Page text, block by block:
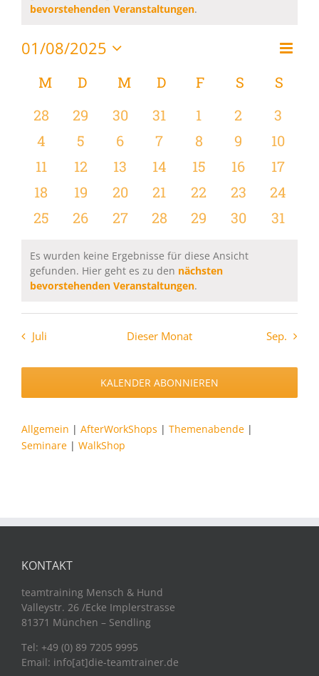
bevorstehenden Veranstaltungen.
Monat
01/08/2025
wählen.
Kalender
von
Veranstaltungen
MMONTAG
D DIENSTAG
MMITTWOCH
D DONNERSTAG
F FREITAG
S SAMSTAG
S
0
Veranstaltungen
28
0
Veranstaltungen
29
0
Veranstaltungen
30
0
Veranstaltungen
31
0
Veranstaltungen
1
0
2
0
3
0
Veranstaltungen
4
0
Veranstaltungen
5
0
Veranstaltungen
6
0
Veranstaltungen
7
0
Veranstaltungen
8
0
9
0
10
0
Veranstaltungen
11
0
Veranstaltungen
12
0
Veranstaltungen
13
0
Veranstaltungen
14
0
Veranstaltungen
15
0
16
0
17
0
Veranstaltungen
18
0
Veranstaltungen
19
0
Veranstaltungen
20
0
Veranstaltungen
21
0
Veranstaltungen
22
0
23
0
24
0
25
0
26
0
27
0
28
0
29
0
30
0
31
Hinweis
Es wurden keine Ergebnisse für diese Ansicht
gefunden. Hier geht es zu den nächsten
bevorstehenden Veranstaltungen.
Juli Dieser Monat Sep.
KALENDER ABONNIEREN
Allgemein | AfterWorkShops | Themenabende |
Seminare | WalkShop
KONTAKT
teamtraining Mensch & Hund
Valleystr. 26 /Ecke Implerstrasse
81371 München – Sendling
Tel: +49 (0) 89 7205 9995
Email: info[at]die-teamtrainer.de